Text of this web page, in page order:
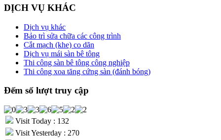
DỊCH VỤ KHÁC
Dịch vụ khác
Bảo trì sửa chữa các công trình
Cắt mạch (khe) co dãn
Dịch vụ mái sàn bê tông
Thi công sàn bê tông công nghiệp
Thi công xoa tăng cứng sàn (đánh bóng)
Đếm số lượt truy cập
Visit Today : 132
Visit Yesterday : 270